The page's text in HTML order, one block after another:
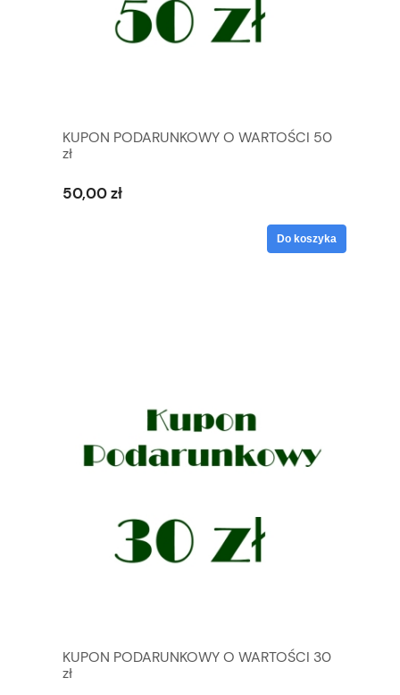
KUPON PODARUNKOWY O WARTOŚCI 50
zł
50,00 zł
Do koszyka
KUPON PODARUNKOWY O WARTOŚCI 30
zł